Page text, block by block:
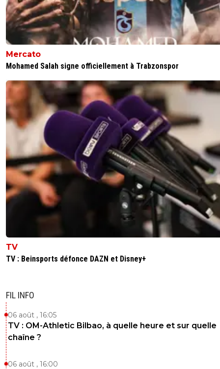
Mercato
Mohamed Salah signe officiellement à Trabzonspor
TV
TV : Beinsports défonce DAZN et Disney+
FIL INFO
06 août , 16:05
TV : OM-Athletic Bilbao, à quelle heure et sur quelle
chaîne ?
06 août , 16:00